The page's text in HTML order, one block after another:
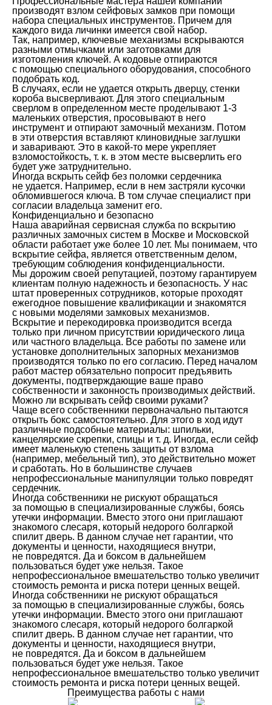
производят взлом сейфовых замков при помощи
набора специальных инструментов. Причем для
каждого вида личинки имеется свой набор.
Так, например, ключевые механизмы вскрываются
разными отмычками или заготовками для
изготовления ключей. А кодовые отпираются
с помощью специального оборудования, способного
подобрать код.
В случаях, если не удается открыть дверцу, стенки
короба высверливают. Для этого специальным
сверлом в определенном месте проделывают 1-3
маленьких отверстия, просовывают в него
инструмент и отпирают замочный механизм. Потом
в эти отверстия вставляют клиновидные заглушки
и заваривают. Это в какой-то мере укрепляет
взломостойкость, т. к. в этом месте высверлить его
будет уже затруднительно.
Иногда вскрыть сейф без поломки сердечника
не удается. Например, если в нем застряли кусочки
обломившегося ключа. В том случае специалист при
согласии владельца заменит его.
Конфиденциально и безопасно
Наша аварийная сервисная служба по вскрытию
различных замочных систем в Москве и Московской
области работает уже более 10 лет. Мы понимаем, что
вскрытие сейфа, является ответственным делом,
требующим соблюдения конфиденциальности.
Мы дорожим своей репутацией, поэтому гарантируем
клиентам полную надежность и безопасность. У нас
штат проверенных сотрудников, которые проходят
ежегодное повышение квалификации и знакомятся
с новыми моделями замковых механизмов.
Вскрытие и перекодировка производится всегда
только при личном присутствии юридического лица
или частного владельца. Все работы по замене или
установке дополнительных запорных механизмов
производятся только по его согласию. Перед началом
работ мастер обязательно попросит предъявить
документы, подтверждающие ваше право
собственности и законность производимых действий.
Можно ли вскрывать сейф своими руками?
Чаще всего собственники первоначально пытаются
открыть бокс самостоятельно. Для этого в ход идут
различные подсобные материалы: шпильки,
канцелярские скрепки, спицы и т. д. Иногда, если сейф
имеет маленькую степень защиты от взлома
(например, мебельный тип), это действительно может
и сработать. Но в большинстве случаев
непрофессиональные манипуляции только повредят
сердечник.
Иногда собственники не рискуют обращаться
за помощью в специализированные службы, боясь
утечки информации. Вместо этого они приглашают
знакомого слесаря, который недорого болгаркой
спилит дверь. В данном случае нет гарантии, что
документы и ценности, находящиеся внутри,
не повредятся. Да и боксом в дальнейшем
пользоваться будет уже нельзя. Такое
непрофессиональное вмешательство только увеличит
стоимость ремонта и риска потери ценных вещей.
Иногда собственники не рискуют обращаться
за помощью в специализированные службы, боясь
утечки информации. Вместо этого они приглашают
знакомого слесаря, который недорого болгаркой
спилит дверь. В данном случае нет гарантии, что
документы и ценности, находящиеся внутри,
не повредятся. Да и боксом в дальнейшем
пользоваться будет уже нельзя. Такое
непрофессиональное вмешательство только увеличит
стоимость ремонта и риска потери ценных вещей.
Преимущества работы с нами